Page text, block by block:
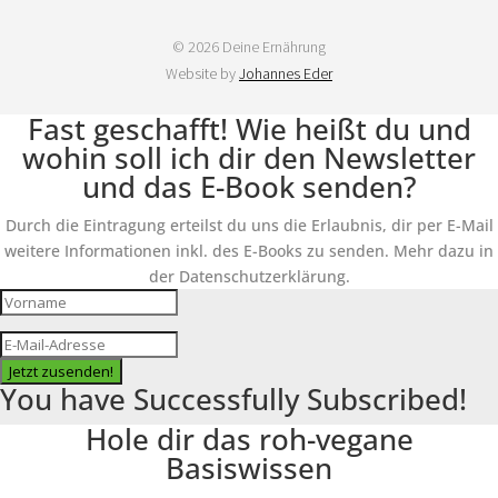
© 2026 Deine Ernährung
Website byJohannes Eder
Fast geschafft! Wie heißt du und
wohin soll ich dir den Newsletter
und das E-Book senden?
Durch die Eintragung erteilst du uns die Erlaubnis, dir per E-Mail
weitere Informationen inkl. des E-Books zu senden. Mehr dazu in
der Datenschutzerklärung.
Jetzt zusenden!
You have Successfully Subscribed!
Hole dir das roh-vegane
Basiswissen